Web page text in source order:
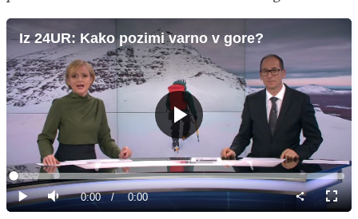
Iz 24UR: Kako pozimi varno v gore?
Predvajaj
Predvajaj
Tiho Current
0:00 / Duration
0:00
Loaded:
0%
način